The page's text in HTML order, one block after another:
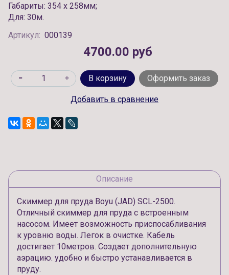
Габариты: 354 х 258мм;
Для: 30м.
Артикул: 000139
4700.00 руб
В корзину Оформить заказ
Добавить в сравнение
Описание
Скиммер для пруда Boyu (JAD) SCL-2500.
Отличный скиммер для пруда с встроенным
насосом. Имеет возможность приспосабливания
к уровню воды. Легок в очистке. Кабель
достигает 10метров. Создает дополнительную
аэрацию. удобно и быстро устанавливается в
пруду.